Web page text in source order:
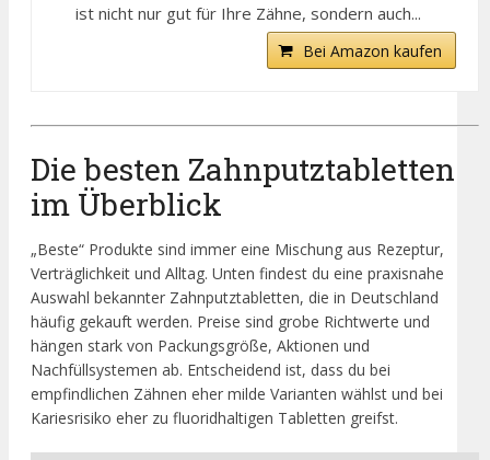
ist nicht nur gut für Ihre Zähne, sondern auch...
Bei Amazon kaufen
Die besten Zahnputztabletten
im Überblick
„Beste“ Produkte sind immer eine Mischung aus Rezeptur,
Verträglichkeit und Alltag. Unten findest du eine praxisnahe
Auswahl bekannter Zahnputztabletten, die in Deutschland
häufig gekauft werden. Preise sind grobe Richtwerte und
hängen stark von Packungsgröße, Aktionen und
Nachfüllsystemen ab. Entscheidend ist, dass du bei
empfindlichen Zähnen eher milde Varianten wählst und bei
Kariesrisiko eher zu fluoridhaltigen Tabletten greifst.